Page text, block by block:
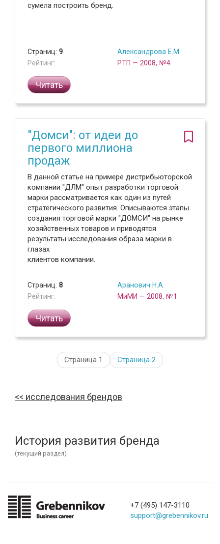
сумела построить бренд.
Страниц: 9
Рейтинг:
Александрова Е.М.
РТП — 2008, №4
Читать
"Домси": от идеи до
первого миллиона
продаж
В данной статье на примере дистрибьюторской
компании "ДЛМ" опыт разработки торговой
марки рассматривается как один из путей
стратегического развития. Описываются этапы
создания торговой марки "ДОМСИ" на рынке
хозяйственных товаров и приводятся
результаты исследования образа марки в
глазах
клиентов компании.
Страниц: 8
Рейтинг:
Аранович Н.А.
МиМИ — 2008, №1
Читать
Страница 1 Страница 2
исследования брендов
История развития бренда
(текущий раздел)
+7 (495) 147-3110
support@grebennikov.ru